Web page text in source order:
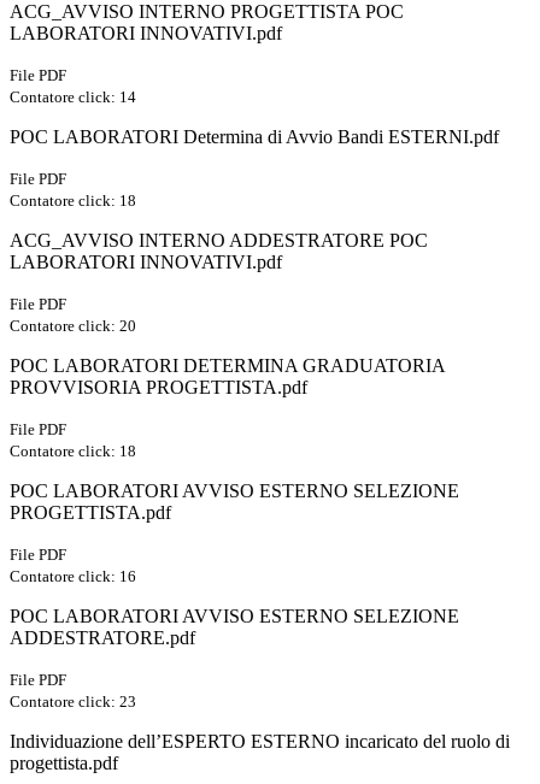
ACG_AVVISO INTERNO PROGETTISTA POC
LABORATORI INNOVATIVI.pdf
File PDF
Contatore click: 14
POC LABORATORI Determina di Avvio Bandi ESTERNI.pdf
File PDF
Contatore click: 18
ACG_AVVISO INTERNO ADDESTRATORE POC
LABORATORI INNOVATIVI.pdf
File PDF
Contatore click: 20
POC LABORATORI DETERMINA GRADUATORIA
PROVVISORIA PROGETTISTA.pdf
File PDF
Contatore click: 18
POC LABORATORI AVVISO ESTERNO SELEZIONE
PROGETTISTA.pdf
File PDF
Contatore click: 16
POC LABORATORI AVVISO ESTERNO SELEZIONE
ADDESTRATORE.pdf
File PDF
Contatore click: 23
Individuazione dell’ESPERTO ESTERNO incaricato del ruolo di
progettista.pdf